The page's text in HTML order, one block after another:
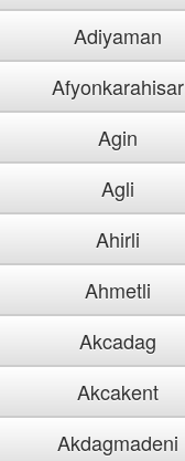
Adiyaman
Afyonkarahisar
Agin
Agli
Ahirli
Ahmetli
Akcadag
Akcakent
Akdagmadeni